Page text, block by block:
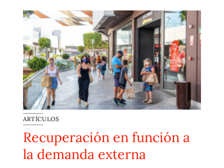
ARTÍCULOS
Recuperación en función a
la demanda externa